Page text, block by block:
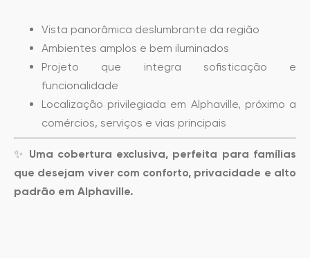
Vista panorâmica deslumbrante da região
Ambientes amplos e bem iluminados
Projeto que integra sofisticação e
funcionalidade
Localização privilegiada em Alphaville, próximo a
comércios, serviços e vias principais
✨ Uma cobertura exclusiva, perfeita para famílias
que desejam viver com conforto, privacidade e alto
padrão em Alphaville.